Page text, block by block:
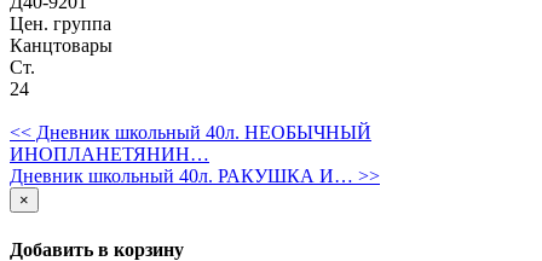
Цен. группа
Канцтовары
Ст.
24
<< Дневник школьный 40л. НЕОБЫЧНЫЙ
ИНОПЛАНЕТЯНИН…
Дневник школьный 40л. РАКУШКА И… >>
×
Добавить в корзину